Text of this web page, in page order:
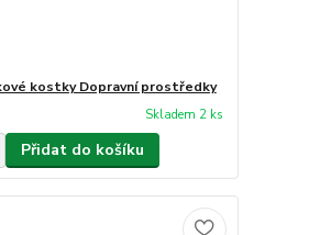
kostky Dopravní prostředky
Skladem 2 ks
Přidat do košíku